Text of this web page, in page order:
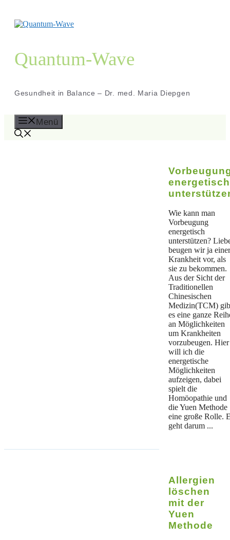
springen
Quantum-Wave
Gesundheit in Balance – Dr. med. Maria Diepgen
Menü
energetisch
Wie kann man
Vorbeugung
energetisch
unterstützen?
beugen wir ja einer
Krankheit vor, als
sie zu bekommen.
Aus der Sicht der
Traditionellen
Chinesischen
Medizin(TCM)
es eine ganze
an Möglichkeiten
um Krankheiten
vorzubeugen. Hier
will ich die
energetische
Möglichkeiten
aufzeigen, dabei
spielt die
Homöopathie und
die Yuen Methode
eine große Rolle.
geht darum ...
Allergien
löschen
mit der
Yuen
Methode